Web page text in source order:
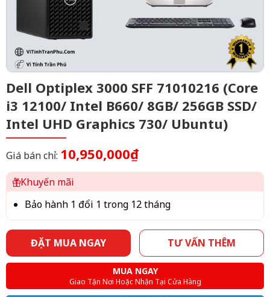
Dell Optiplex 3000 SFF 71010216 (Core
i3 12100/ Intel B660/ 8GB/ 256GB SSD/
Intel UHD Graphics 730/ Ubuntu)
Giá bán chỉ: 10,950,000₫
Khuyến mãi
Bảo hành 1 đổi 1 trong 12 tháng
ĐẶT MUA NGAY TƯ VẤN THÊM
MUA NGAY
Giao Tận Nơi Hoặc Nhận Tại Cửa Hàng